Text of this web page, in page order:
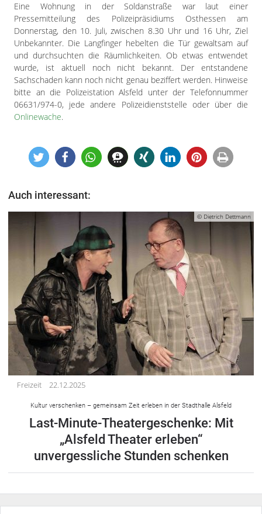
Lautertal
Mücke
Schwalmtal
Ulrichstein
Wartenberg
Schwalm
Fulda
Impressum
Datenschutzerklärung
Eine Wohnung in der Soldanstraße war laut einer
Pressemitteilung des Polizeipräsidiums Osthessen am
Donnerstag, den 10. Juli, zwischen 8.30 Uhr und 16 Uhr, Ziel
Unbekannter. Die Langfinger hebelten die Tür gewaltsam auf
und durchsuchten die Räumlichkeiten. Ob etwas entwendet
wurde, ist aktuell noch nicht bekannt. Der entstandene
Sachschaden kann noch nicht genau beziffert werden. Hinweise
bitte an die Polizeistation Alsfeld unter der Telefonnummer
06631/974-0, jede andere Polizeidienststelle oder über die
Onlinewache.
Auch interessant:
© Dietrich Dettmann
Freizeit 22.12.2025
Kultur verschenken – gemeinsam Zeit erleben in der Stadthalle Alsfeld
Last-Minute-Theatergeschenke: Mit
„Alsfeld Theater erleben“
unvergessliche Stunden schenken